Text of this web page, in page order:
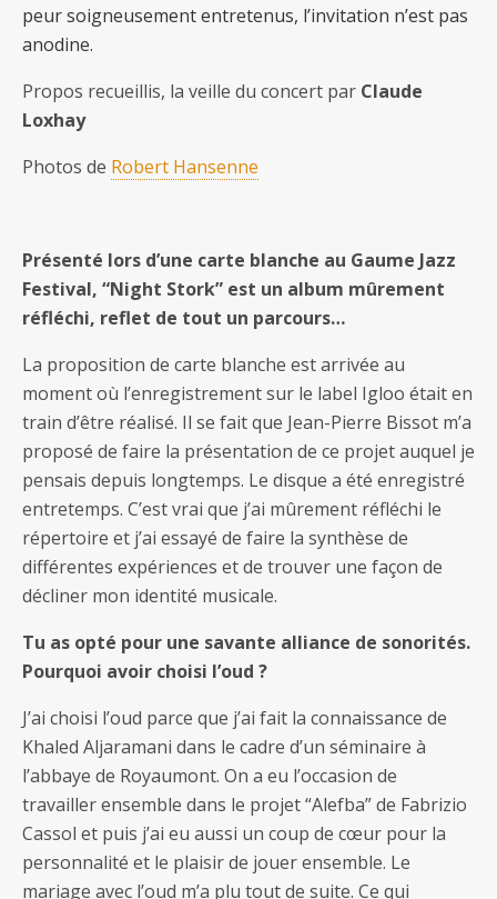
peur soigneusement entretenus, l’invitation n’est pas
anodine.
Propos recueillis, la veille du concert par Claude
Loxhay
Photos de Robert Hansenne
Présenté lors d’une carte blanche au Gaume Jazz
Festival, “Night Stork” est un album mûrement
réfléchi, reflet de tout un parcours…
La proposition de carte blanche est arrivée au
moment où l’enregistrement sur le label Igloo était en
train d’être réalisé. Il se fait que Jean-Pierre Bissot m’a
proposé de faire la présentation de ce projet auquel je
pensais depuis longtemps. Le disque a été enregistré
entretemps. C’est vrai que j’ai mûrement réfléchi le
répertoire et j’ai essayé de faire la synthèse de
différentes expériences et de trouver une façon de
décliner mon identité musicale.
Tu as opté pour une savante alliance de sonorités.
Pourquoi avoir choisi l’oud ?
J’ai choisi l’oud parce que j’ai fait la connaissance de
Khaled Aljaramani dans le cadre d’un séminaire à
l’abbaye de Royaumont. On a eu l’occasion de
travailler ensemble dans le projet “Alefba” de Fabrizio
Cassol et puis j’ai eu aussi un coup de cœur pour la
personnalité et le plaisir de jouer ensemble. Le
mariage avec l’oud m’a plu tout de suite. Ce qui